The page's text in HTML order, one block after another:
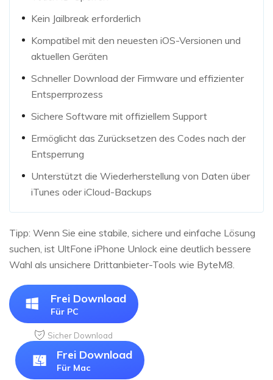
Kein Jailbreak erforderlich
Kompatibel mit den neuesten iOS-Versionen und
aktuellen Geräten
Schneller Download der Firmware und effizienter
Entsperrprozess
Sichere Software mit offiziellem Support
Ermöglicht das Zurücksetzen des Codes nach der
Entsperrung
Unterstützt die Wiederherstellung von Daten über
iTunes oder iCloud-Backups
Tipp: Wenn Sie eine stabile, sichere und einfache Lösung
suchen, ist UltFone iPhone Unlock eine deutlich bessere
Wahl als unsichere Drittanbieter-Tools wie ByteM8.
Frei Download
Für PC
Sicher Download
Frei Download
Für Mac